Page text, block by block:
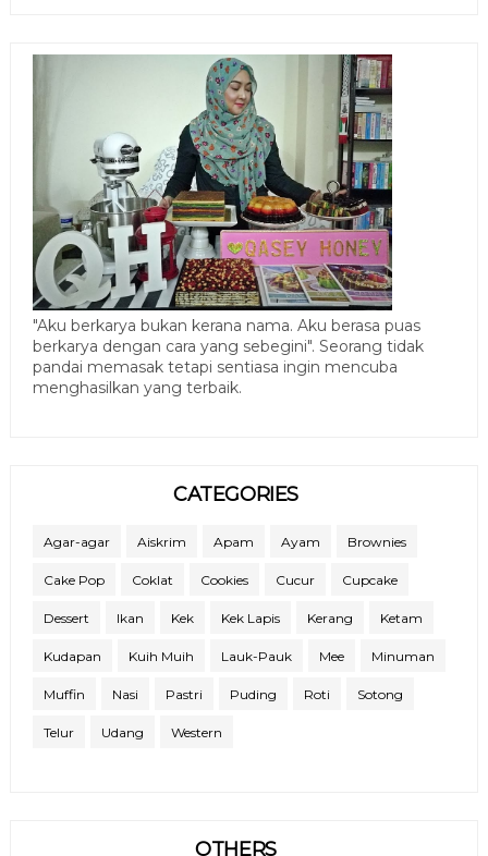
"Aku berkarya bukan kerana nama. Aku berasa puas
berkarya dengan cara yang sebegini". Seorang tidak
pandai memasak tetapi sentiasa ingin mencuba
menghasilkan yang terbaik.
CATEGORIES
Agar-agar Aiskrim Apam Ayam Brownies
Cake Pop Coklat Cookies Cucur Cupcake
Dessert Ikan Kek Kek Lapis Kerang Ketam
Kudapan Kuih Muih Lauk-Pauk Mee Minuman
Muffin Nasi Pastri Puding Roti Sotong
Telur Udang Western
OTHERS